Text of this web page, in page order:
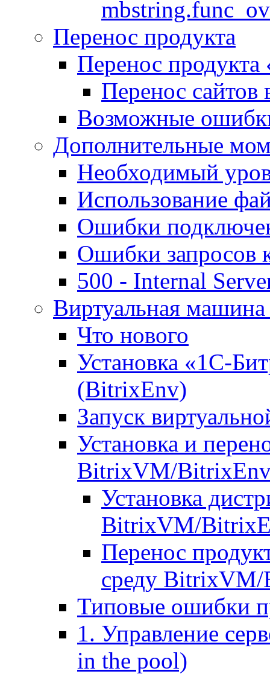
Перенос продукта
Перенос продукта
Перенос сайтов
Возможные
Дополнительные
Необходимый
Использование
Ошибки
Ошибки запросов
500 - Internal
Виртуальная
Что нового
Установка «1С-
(BitrixEnv)
Запуск
Установка и
BitrixVM/
Установка
BitrixVM/
Перенос
среду
Типовые ошибки
1. Управление
in the pool)